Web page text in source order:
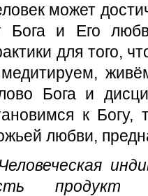
может
Бога и Его
для того,
Бога и
к
любви,
Человеческая
продукт